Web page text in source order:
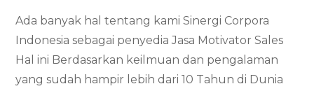
Ada banyak hal tentang kami Sinergi Corpora
Indonesia sebagai penyedia Jasa Motivator Sales
Hal ini Berdasarkan keilmuan dan pengalaman
yang sudah hampir lebih dari 10 Tahun di Dunia